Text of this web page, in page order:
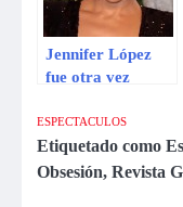
Jennifer López
fue otra vez
actriz
ESPECTACULOS
Etiquetado como
Obsesión, Revista